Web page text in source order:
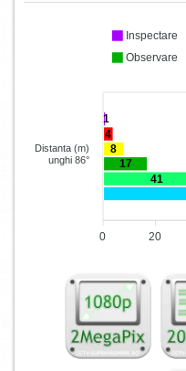
1
4
8
17
41
Distanta (m)
unghi 86°
20
0
Inspectare
Observare